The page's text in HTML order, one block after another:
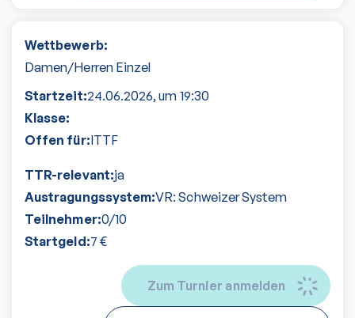
Wettbewerb:
Damen/Herren Einzel
Startzeit:24.06.2026, um 19:30
Klasse:
Offen für:ITTF
TTR-relevant:ja
Austragungssystem:VR: Schweizer System
Teilnehmer:0/10
Startgeld:7 €
Zum Turnier anmelden